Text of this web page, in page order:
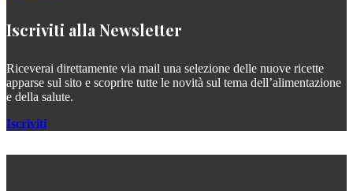
Iscriviti alla Newsletter
Riceverai direttamente via mail una selezione delle nuove ricette
apparse sul sito e scoprire tutte le novità sul tema dell’alimentazione
e della salute.
Iscriviti